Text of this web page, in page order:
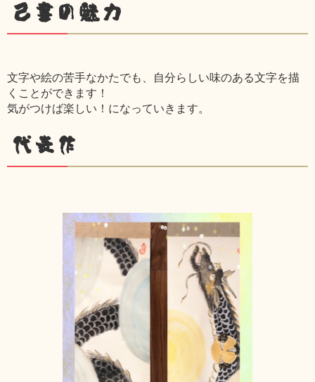
己書の魅力
文字や絵の苦手なかたでも、自分らしい味のある文字を描
くことができます！
気がつけば楽しい！になっていきます。
代表作